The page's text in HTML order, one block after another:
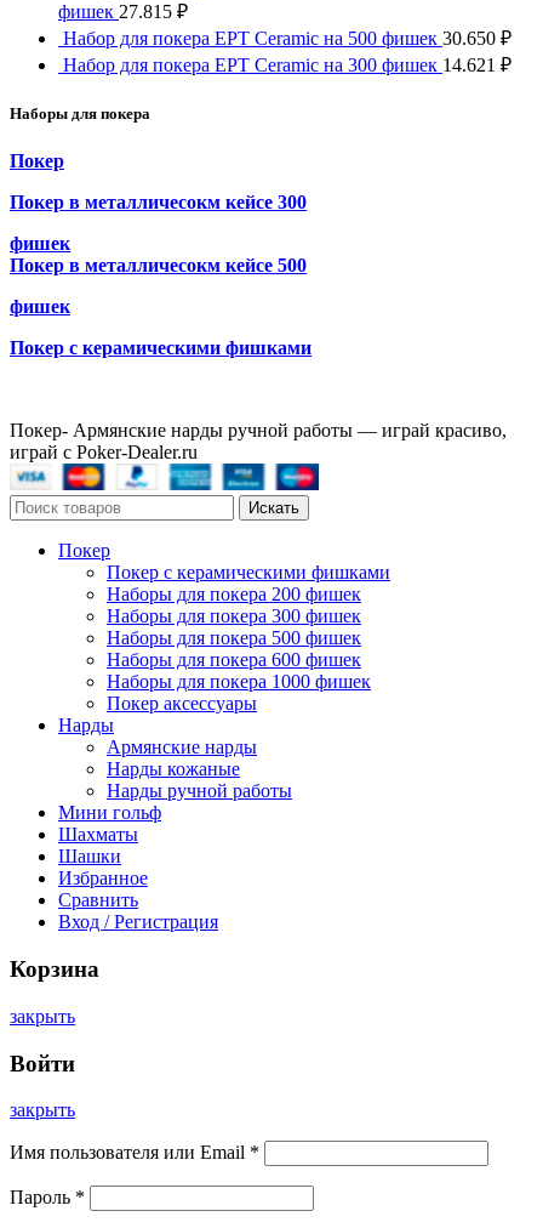
фишек 27.815 ₽
Набор для покера EPT Ceramic на 500 фишек 30.650 ₽
Набор для покера EPT Ceramic на 300 фишек 14.621 ₽
Наборы для покера
Покер
Покер в металличесокм кейсе 300
фишек
Покер в металличесокм кейсе 500
фишек
Покер с керамическими фишками
Покер- Армянские нарды ручной работы — играй красиво,
играй с Poker-Dealer.ru
Искать
Покер
Покер с керамическими фишками
Наборы для покера 200 фишек
Наборы для покера 300 фишек
Наборы для покера 500 фишек
Наборы для покера 600 фишек
Наборы для покера 1000 фишек
Покер аксессуары
Нарды
Армянские нарды
Нарды кожаные
Нарды ручной работы
Мини гольф
Шахматы
Шашки
Избранное
Сравнить
Вход / Регистрация
Корзина
закрыть
Войти
закрыть
Имя пользователя или Email *
Пароль *